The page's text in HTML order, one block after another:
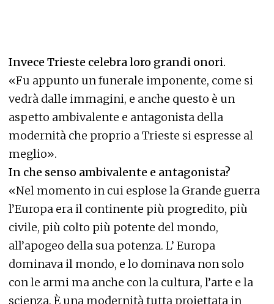
Invece Trieste celebra loro grandi onori.
«Fu appunto un funerale imponente, come si
vedrà dalle immagini, e anche questo è un
aspetto ambivalente e antagonista della
modernità che proprio a Trieste si espresse al
meglio».
In che senso ambivalente e antagonista?
«Nel momento in cui esplose la Grande guerra
l’Europa era il continente più progredito, più
civile, più colto più potente del mondo,
all’apogeo della sua potenza. L’ Europa
dominava il mondo, e lo dominava non solo
con le armi ma anche con la cultura, l’arte e la
scienza. È una modernità tutta proiettata in